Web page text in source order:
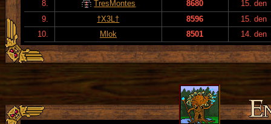
8.
TresMontes 8680
15. den
9.
†X3L† 8596
15. den
10.
Mlok 8501 14. den